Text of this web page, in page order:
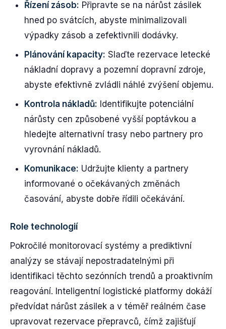
Řízení zásob: Připravte se na nárůst zásilek
hned po svátcích, abyste minimalizovali
výpadky zásob a zefektivnili dodávky.
Plánování kapacity: Slaďte rezervace letecké
nákladní dopravy a pozemní dopravní zdroje,
abyste efektivně zvládli náhlé zvýšení objemu.
Kontrola nákladů: Identifikujte potenciální
nárůsty cen způsobené vyšší poptávkou a
hledejte alternativní trasy nebo partnery pro
vyrovnání nákladů.
Komunikace: Udržujte klienty a partnery
informované o očekávaných změnách
časování, abyste dobře řídili očekávání.
Role technologií
Pokročilé monitorovací systémy a prediktivní
analýzy se stávají nepostradatelnými při
identifikaci těchto sezónních trendů a proaktivním
reagování. Inteligentní logistické platformy dokáží
předvídat nárůst zásilek a v téměř reálném čase
upravovat rezervace přepravců, čímž zajišťují